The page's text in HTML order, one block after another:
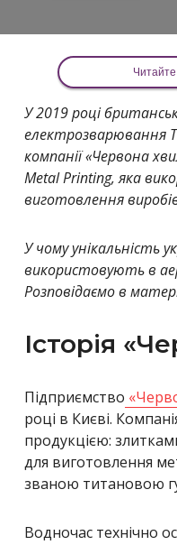
У 2019 році
електрозварювання
компанії «Червона
Metal Printing, яка
виготовлення
У чому унікальність
використовують в
Розповідаємо в
Історія
Підприємство
році в Києві.
продукцією:
для виготовлення
званою титановою
Водночас технічно